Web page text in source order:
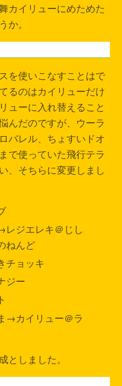
カイリューにめためた
か。
を使いこなすことはで
るのはカイリューだけ
ューに入れ替えること
んだのですが、ウーラ
バレル、ちょすいドオ
で使っていた飛行テラ
、そちらに変更しまし
ジエレキ＠じし
ねんど
チョッキ
ジー
→カイリュー＠ラ
としました。